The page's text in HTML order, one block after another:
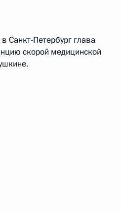
Санкт-Петербург глава
скорой медицинской